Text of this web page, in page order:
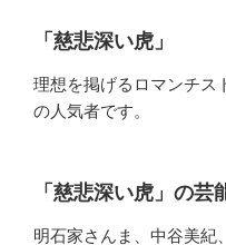
「慈悲深い虎」
理想を掲げるロマンチス
の人気者です。
「慈悲深い虎」の芸
明石家さんま、中谷美紀